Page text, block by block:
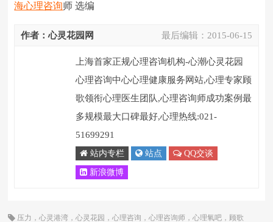
海心理咨询师 选编
最后编辑： 2015-06-15
作者：心灵花园网
上海首家正规心理咨询机构-心潮心灵花园
心理咨询中心心理健康服务网站,心理专家顾
歌领衔心理医生团队,心理咨询师成功案例最
多规模最大口碑最好,心理热线:021-
51699291
站内专栏 站点 QQ交谈
新浪微博
压力 ，心灵港湾 ，心灵花园 ，心理咨询 ，心理咨询师 ，心理氧吧 ， 顾歌